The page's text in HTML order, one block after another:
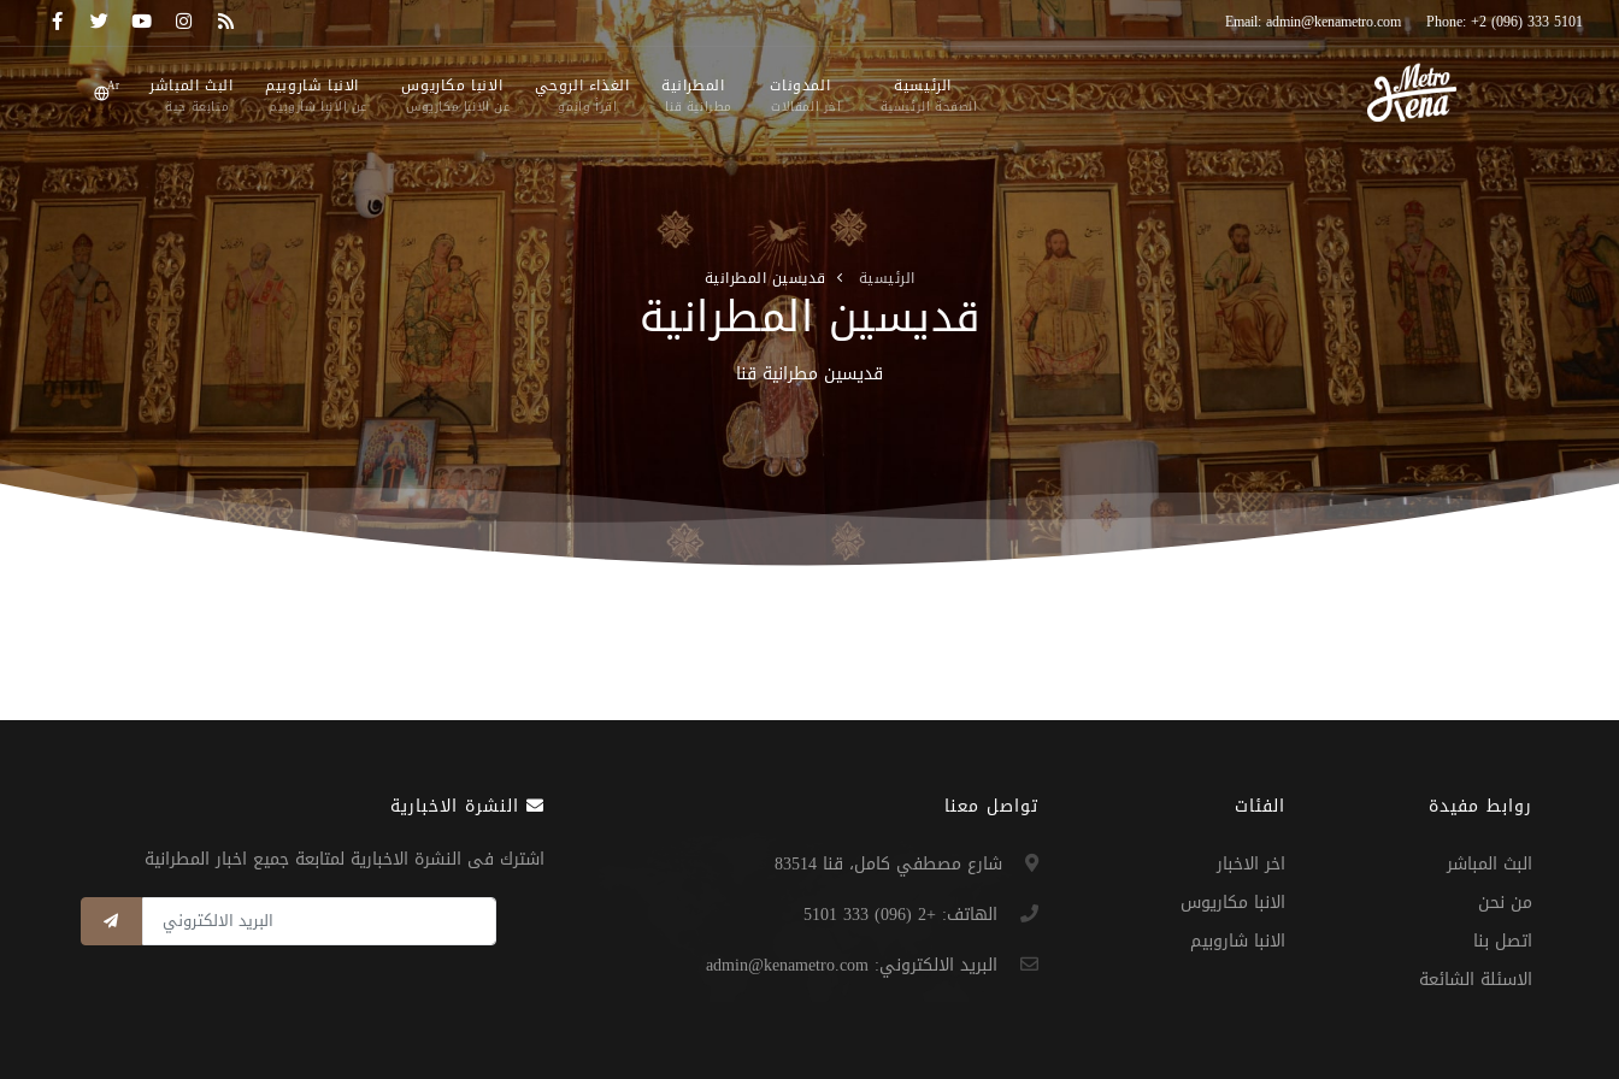
Phone: +2 (096) 333 5101
Email: admin@kenametro.com
Ar الرئيسية
الصفحة الرئيسية
المدونات
اخر المقالات
المطرانية
مطرانية قنا
الغذاء الروحي
اقرأ وانمو
الانبا مكاريوس
عن الانبا مكاريوس
الانبا شاروبيم
عن الانبا شاروبيم
البث المباشر
متابعة حية
الرئيسية قديسين المطرانية
قديسين المطرانية
قديسين مطرانية قنا
روابط مفيدة
البث المباشر
من نحن
اتصل بنا
الاسئلة الشائعة
الفئات
اخر الاخبار
الانبا مكاريوس
الانبا شاروبيم
تواصل معنا
شارع مصطفي كامل، قنا 83514
الهاتف: +2 (096) 333 5101
البريد الالكتروني: admin@kenametro.com
النشرة الاخبارية
اشترك فى النشرة الاخبارية لمتابعة جميع اخبار المطرانية